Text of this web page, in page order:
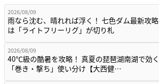
2026/08/09
雨なら沈む、晴れれば浮く！ 七色ダム最新攻略
は「ライトフリーリグ」が切り札
2026/08/09
40℃級の酷暑を攻略！ 真夏の琵琶湖南湖で効く
「巻き・撃ち」使い分け【大西健…